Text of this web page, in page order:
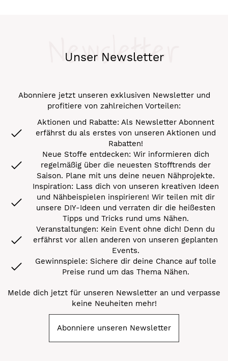
Unser Newsletter
Newsletter
Abonniere jetzt unseren exklusiven Newsletter und
profitiere von zahlreichen Vorteilen:
Aktionen und Rabatte: Als Newsletter Abonnent
erfährst du als erstes von unseren Aktionen und
Rabatten!
Neue Stoffe entdecken: Wir informieren dich
regelmäßig über die neuesten Stofftrends der
Saison. Plane mit uns deine neuen Nähprojekte.
Inspiration: Lass dich von unseren kreativen Ideen
und Nähbeispielen inspirieren! Wir teilen mit dir
unsere DIY-Ideen und verraten dir die heißesten
Tipps und Tricks rund ums Nähen.
Veranstaltungen: Kein Event ohne dich! Denn du
erfährst vor allen anderen von unseren geplanten
Events.
Gewinnspiele: Sichere dir deine Chance auf tolle
Preise rund um das Thema Nähen.
Melde dich jetzt für unseren Newsletter an und verpasse
keine Neuheiten mehr!
Abonniere unseren Newsletter